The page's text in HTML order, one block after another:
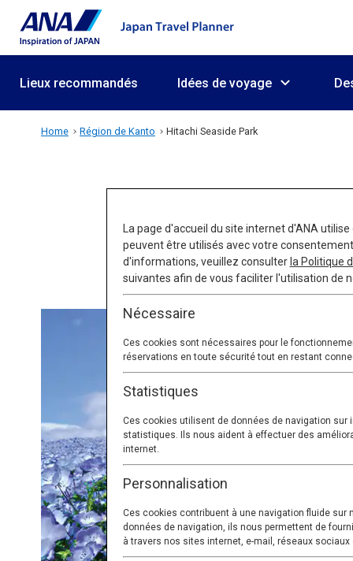
Lieux recommandés Idées de voyage
Home Région de Kanto Hitachi Seaside Park
La page d'accueil du site internet d'ANA
peuvent être utilisés avec votre
d'informations, veuillez consulter la Politique
suivantes afin de vous faciliter l'utilisation de
Nécessaire
Ces cookies sont nécessaires pour le
réservations en toute sécurité tout en restant
Statistiques
Ces cookies utilisent de données de navigation
statistiques. Ils nous aident à effectuer des
internet.
Personnalisation
Ces cookies contribuent à une navigation fluide
données de navigation, ils nous permettent de
à travers nos sites internet, e-mail, réseaux sociaux